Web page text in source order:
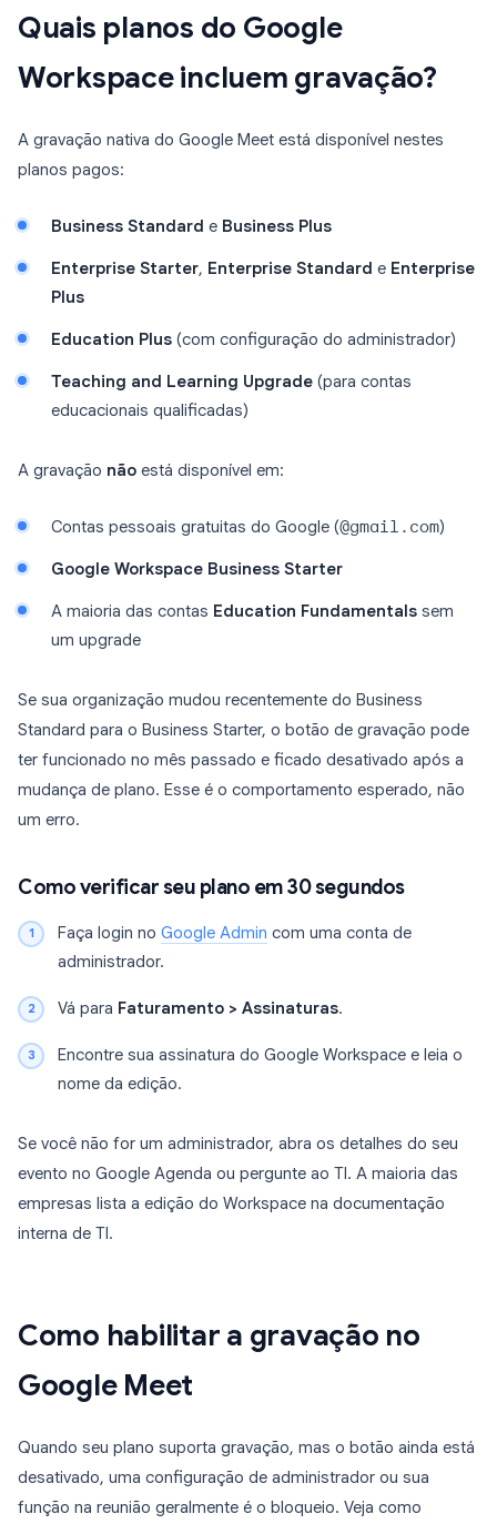
Quais planos do Google
Workspace incluem gravação?
A gravação nativa do Google Meet está disponível nestes
planos pagos:
Business Standard e Business Plus
Enterprise Starter, Enterprise Standard e Enterprise
Plus
Education Plus (com configuração do administrador)
Teaching and Learning Upgrade (para contas
educacionais qualificadas)
A gravação não está disponível em:
Contas pessoais gratuitas do Google (@gmail.com)
Google Workspace Business Starter
A maioria das contas Education Fundamentals sem
um upgrade
Se sua organização mudou recentemente do Business
Standard para o Business Starter, o botão de gravação pode
ter funcionado no mês passado e ficado desativado após a
mudança de plano. Esse é o comportamento esperado, não
um erro.
Como verificar seu plano em 30 segundos
Faça login no Google Admin com uma conta de
administrador.
Vá para Faturamento > Assinaturas.
Encontre sua assinatura do Google Workspace e leia o
nome da edição.
Se você não for um administrador, abra os detalhes do seu
evento no Google Agenda ou pergunte ao TI. A maioria das
empresas lista a edição do Workspace na documentação
interna de TI.
Como habilitar a gravação no
Google Meet
Quando seu plano suporta gravação, mas o botão ainda está
desativado, uma configuração de administrador ou sua
função na reunião geralmente é o bloqueio. Veja como